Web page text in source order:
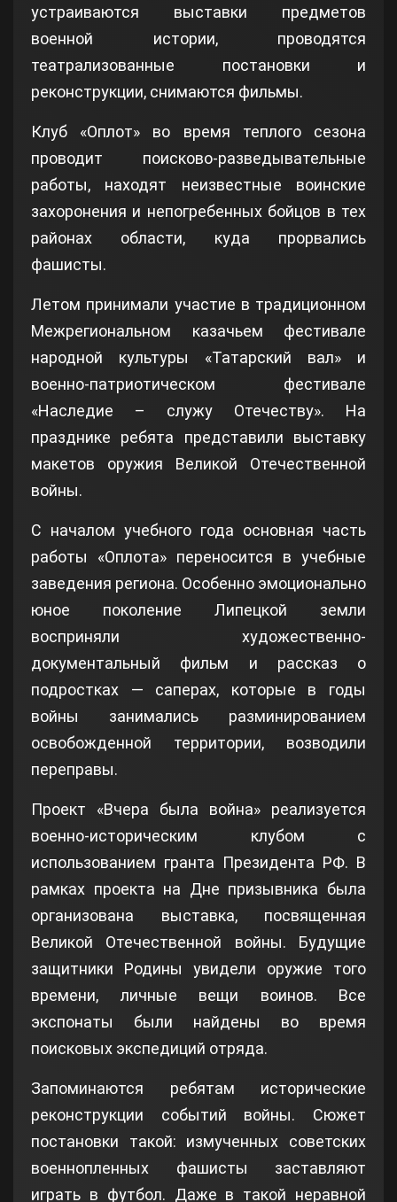
устраиваются выставки предметов
военной истории, проводятся
театрализованные постановки и
реконструкции, снимаются фильмы.
Клуб «Оплот» во время теплого сезона
проводит поисково-разведывательные
работы, находят неизвестные воинские
захоронения и непогребенных бойцов в тех
районах области, куда прорвались
фашисты.
Летом принимали участие в традиционном
Межрегиональном казачьем фестивале
народной культуры «Татарский вал» и
военно-патриотическом фестивале
«Наследие – служу Отечеству». На
празднике ребята представили выставку
макетов оружия Великой Отечественной
войны.
С началом учебного года основная часть
работы «Оплота» переносится в учебные
заведения региона. Особенно эмоционально
юное поколение Липецкой земли
восприняли художественно-
документальный фильм и рассказ о
подростках — саперах, которые в годы
войны занимались разминированием
освобожденной территории, возводили
переправы.
Проект «Вчера была война» реализуется
военно-историческим клубом с
использованием гранта Президента РФ. В
рамках проекта на Дне призывника была
организована выставка, посвященная
Великой Отечественной войны. Будущие
защитники Родины увидели оружие того
времени, личные вещи воинов. Все
экспонаты были найдены во время
поисковых экспедиций отряда.
Запоминаются ребятам исторические
реконструкции событий войны. Сюжет
постановки такой: измученных советских
военнопленных фашисты заставляют
играть в футбол. Даже в такой неравной